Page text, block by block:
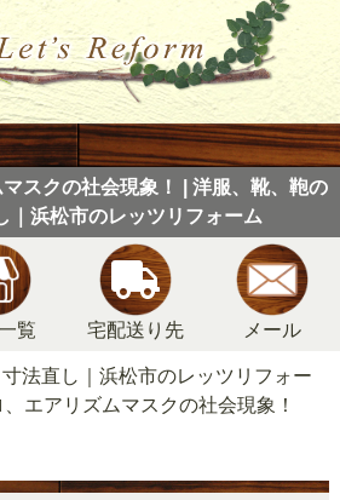
スクの社会現象！ | 洋服、靴、鞄の
｜浜松市のレッツリフォーム
覧 宅配送り先 メール
法直し｜浜松市のレッツリフォー
エアリズムマスクの社会現象！